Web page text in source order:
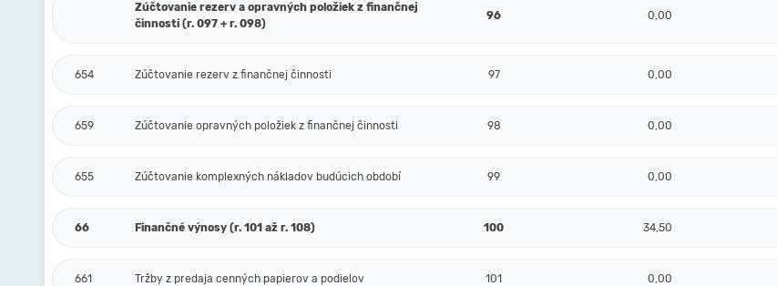
Zúčtovanie rezerv a opravných položiek z finančnej
činnosti (r. 097 + r. 098)
96 0,00
654 Zúčtovanie rezerv z finančnej činnosti 97 0,00
659 Zúčtovanie opravných položiek z finančnej činnosti 98 0,00
655 Zúčtovanie komplexných nákladov budúcich období 99 0,00
66 Finančné výnosy (r. 101 až r. 108) 100 34,50
661 Tržby z predaja cenných papierov a podielov 101 0,00